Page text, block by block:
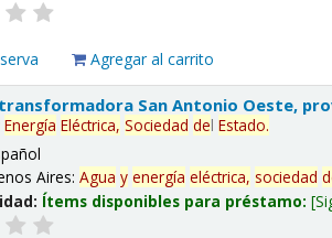
Agregar al carrito
San Antonio Oeste,
Energía Eléctrica, Sociedad delEstado.
Aires:Agua y energía eléctrica, sociedad
Ítems disponibles para préstamo: